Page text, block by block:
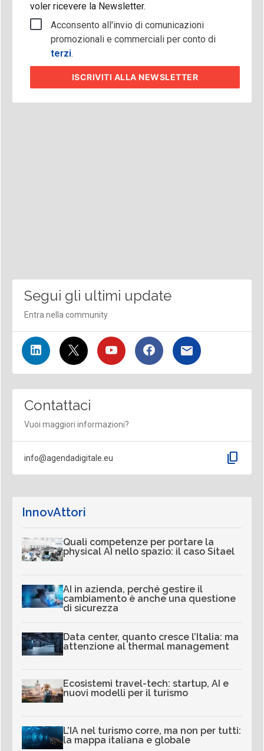
voler ricevere la Newsletter.
Acconsento all'invio di comunicazioni
promozionali e commerciali per conto di
terzi.
ISCRIVITI ALLA NEWSLETTER
Segui gli ultimi update
Entra nella community
Contattaci
Vuoi maggiori informazioni?
info@agendadigitale.eu content_copy
InnovAttori
Quali competenze per portare la
physical AI nello spazio: il caso Sitael
AI in azienda, perché gestire il
cambiamento è anche una questione
di sicurezza
Data center, quanto cresce l’Italia: ma
attenzione al thermal management
Ecosistemi travel-tech: startup, AI e
nuovi modelli per il turismo
L’IA nel turismo corre, ma non per tutti:
la mappa italiana e globale